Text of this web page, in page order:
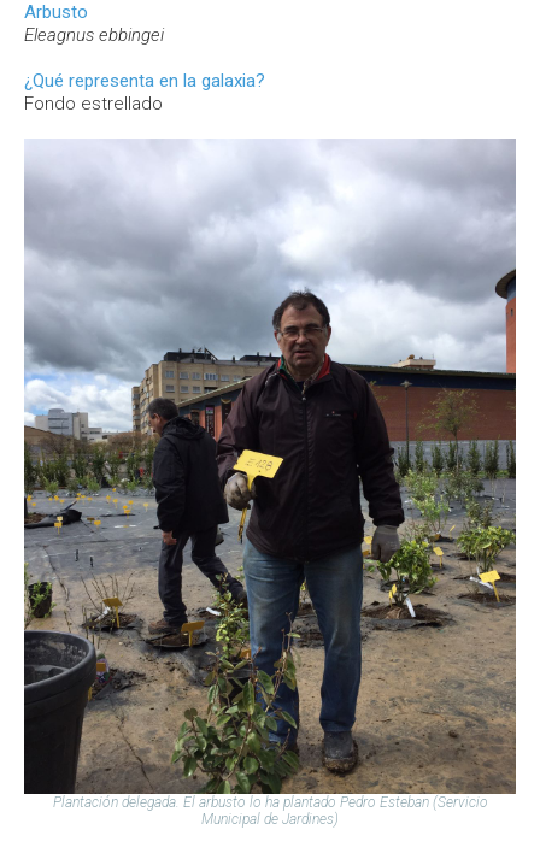
Arbusto
Eleagnus ebbingei
¿Qué representa en la galaxia?
Fondo estrellado
Plantación delegada. El arbusto lo ha plantado Pedro Esteban (Servicio
Municipal de Jardines)